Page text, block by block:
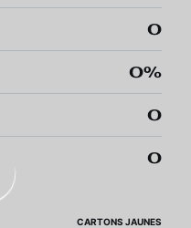
0
0%
0
0
CARTONS JAUNES